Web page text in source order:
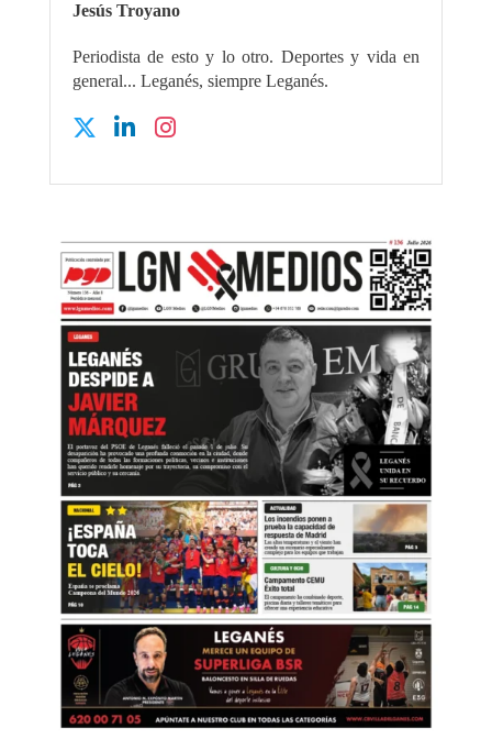
Jesús Troyano
Periodista de esto y lo otro. Deportes y vida en
general... Leganés, siempre Leganés.